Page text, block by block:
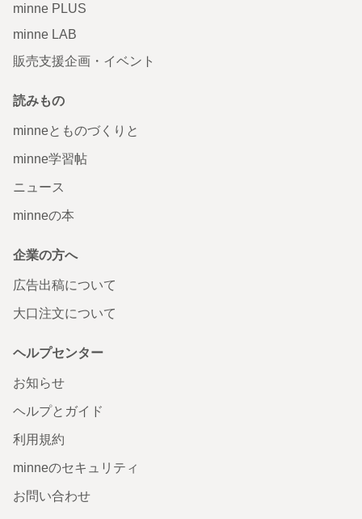
minne PLUS
minne LAB
販売支援企画・イベント
読みもの
minneとものづくりと
minne学習帖
ニュース
minneの本
企業の方へ
広告出稿について
大口注文について
ヘルプセンター
お知らせ
ヘルプとガイド
利用規約
minneのセキュリティ
お問い合わせ